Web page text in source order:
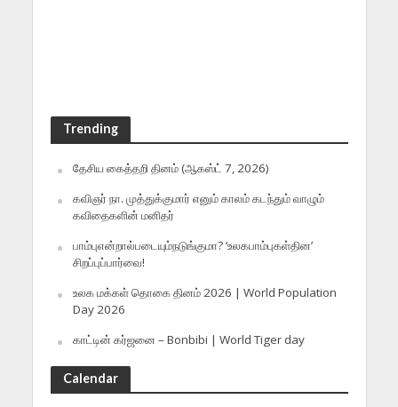
Trending
தேசிய கைத்தறி தினம் (ஆகஸ்ட் 7, 2026)
கவிஞர் நா. முத்துக்குமார் எனும் காலம் கடந்தும் வாழும்
கவிதைகளின் மனிதர்
பாம்புஎன்றால்படையும்நடுங்குமா? ‘உலகபாம்புகள்தின’
சிறப்புப்பார்வை!
உலக மக்கள் தொகை தினம் 2026 | World Population
Day 2026
காட்டின் கர்ஜனை – Bonbibi | World Tiger day
Calendar